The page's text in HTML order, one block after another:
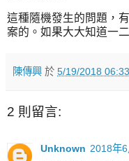
這種隨機發生的問題，
案的。如果大大知道一
陳傳興 於 5/19/2018
2 則留言:
Unknown 2018年